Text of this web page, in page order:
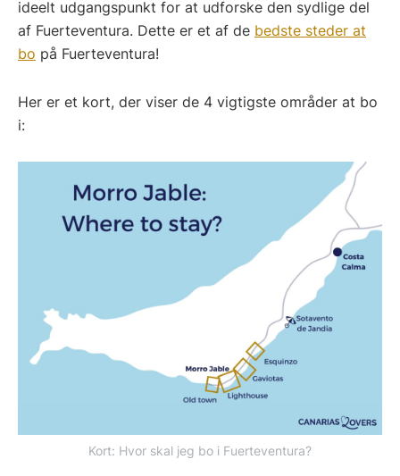
ideelt udgangspunkt for at udforske den sydlige del
af Fuerteventura. Dette er et af de bedste steder at
bo på Fuerteventura!
Her er et kort, der viser de 4 vigtigste områder at bo
i:
Kort: Hvor skal jeg bo i Fuerteventura?